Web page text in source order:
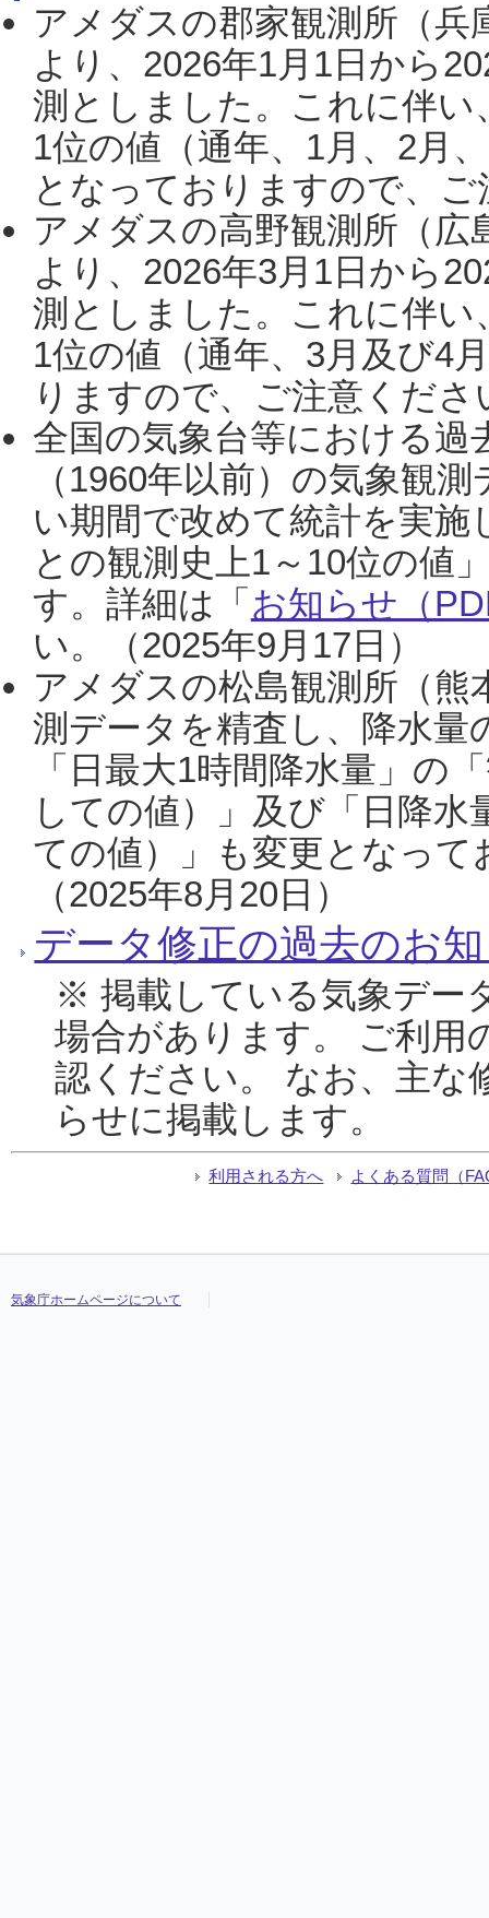
アメダスの郡家観測所（
より、2026年1月1日から
測としました。これに伴い
1位の値（通年、1月、2月
となっておりますので、
アメダスの高野観測所（
より、2026年3月1日から
測としました。これに伴い
1位の値（通年、3月及び4
りますので、ご注意くだ
全国の気象台等における過
（1960年以前）の気象観
い期間で改めて統計を実
との観測史上1～10位の値
す。詳細は「 お知らせ（
い。（2025年9月17日）
アメダスの松島観測所（熊
測データを精査し、降水
「日最大1時間降水量」の
しての値）」及び「日降
ての値）」も変更となっ
（2025年8月20日）
データ修正の過去のお
※ 掲載している気象デー
場合があります。 ご利用
認ください。 なお、主な
らせに掲載します。
利用される方へ よくある質問（
気象庁ホームページについて